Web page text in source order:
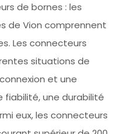
de bornes : les
de Vion comprennent
Les connecteurs
situations de
et une
fiabilité, une durabilité
eux, les connecteurs